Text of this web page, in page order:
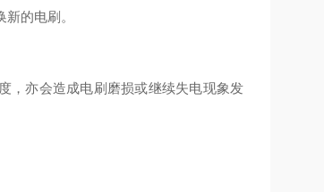
的电刷。
亦会造成电刷磨损或继续失电现象发